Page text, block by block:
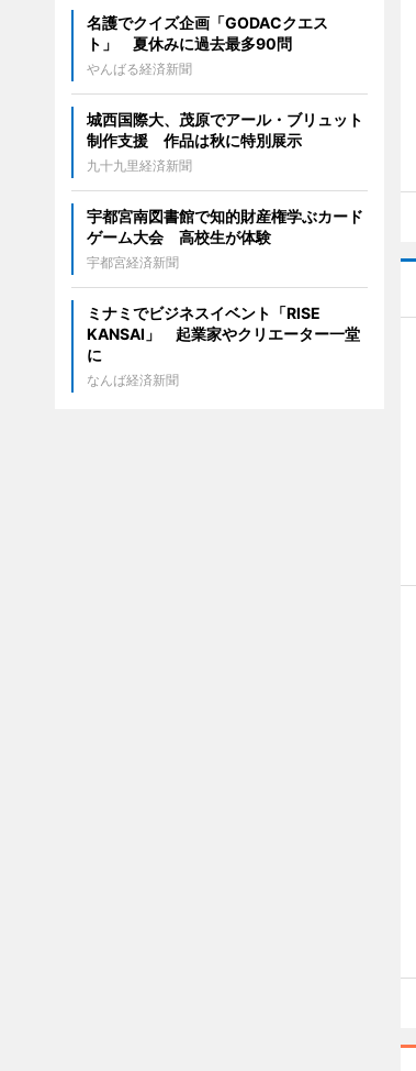
名護でクイズ企画「GODACクエス
ト」 夏休みに過去最多90問
やんばる経済新聞
城西国際大、茂原でアール・ブリュット
制作支援 作品は秋に特別展示
九十九里経済新聞
宇都宮南図書館で知的財産権学ぶカード
ゲーム大会 高校生が体験
宇都宮経済新聞
ミナミでビジネスイベント「RISE
KANSAI」 起業家やクリエーター一堂
に
なんば経済新聞